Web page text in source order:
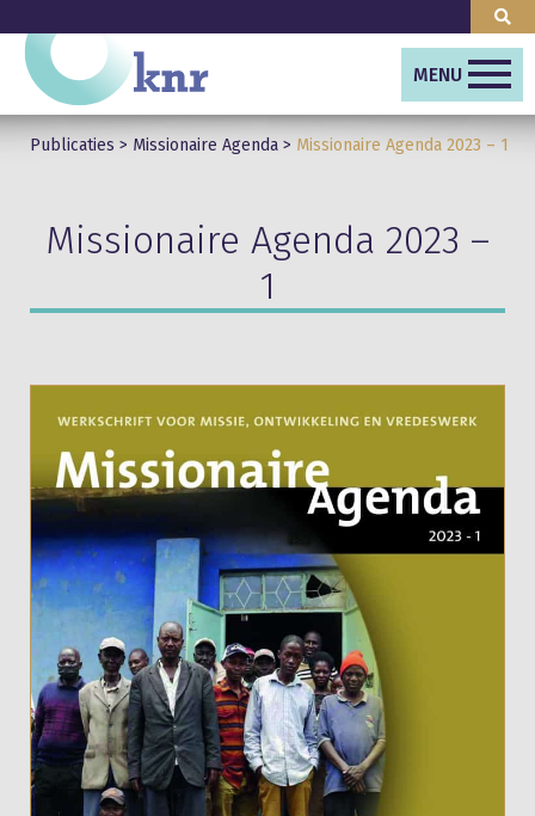
MENU
Publicaties > Missionaire Agenda > Missionaire Agenda 2023 – 1
Missionaire Agenda 2023 –
1